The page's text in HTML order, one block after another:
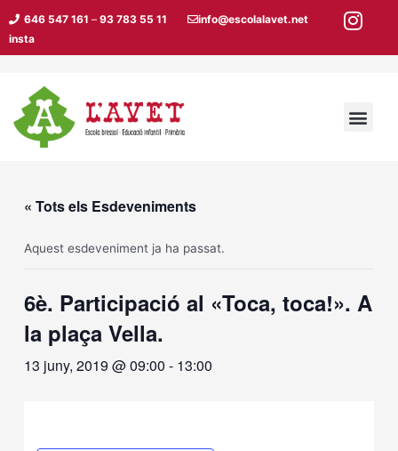
contingut
646 547 161 – 93 783 55 11
info@escolalavet.net
insta
« Tots els Esdeveniments
Aquest esdeveniment ja ha passat.
6è. Participació al «Toca, toca!». A
la plaça Vella.
13 juny, 2019 @ 09:00 - 13:00